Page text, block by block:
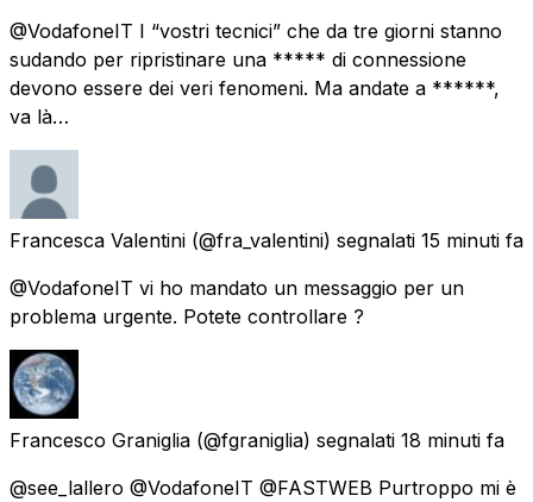
@VodafoneIT I “vostri tecnici” che da tre giorni stanno
sudando per ripristinare una ***** di connessione
devono essere dei veri fenomeni. Ma andate a ******,
va là…
Francesca Valentini (@fra_valentini) segnalati 15 minuti fa
@VodafoneIT vi ho mandato un messaggio per un
problema urgente. Potete controllare ?
Francesco Graniglia (@fgraniglia) segnalati 18 minuti fa
@see_lallero @VodafoneIT @FASTWEB Purtroppo mi è